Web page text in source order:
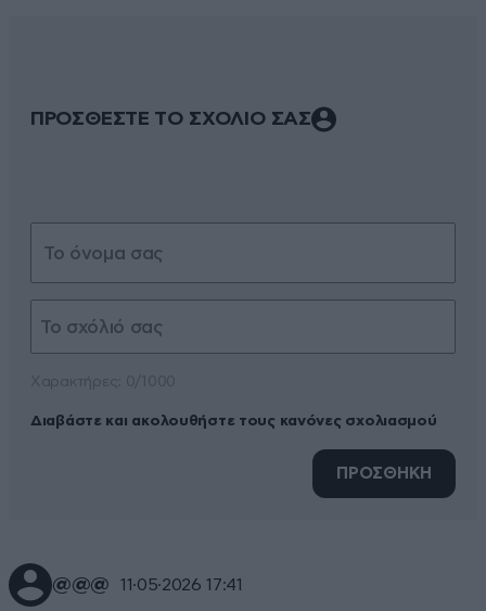
ΠΡΟΣΘΕΣΤΕ ΤΟ ΣΧΟΛΙΟ ΣΑΣ
Διαβάστε και ακολουθήστε τους κανόνες σχολιασμού
ΠΡΟΣΘΗΚΗ
@@@ 11·05·2026 17:41